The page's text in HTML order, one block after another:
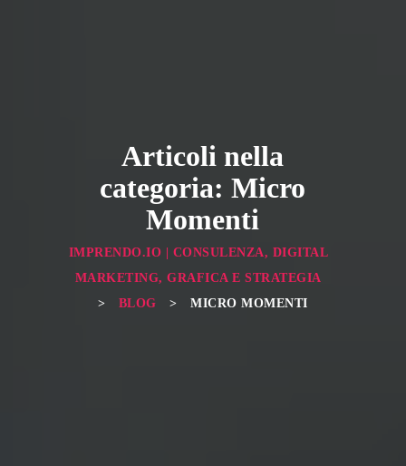
Articoli nella
categoria: Micro
Momenti
IMPRENDO.IO | CONSULENZA, DIGITAL
MARKETING, GRAFICA E STRATEGIA
>
BLOG > MICRO MOMENTI